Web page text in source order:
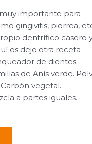
importante para
gingivitis, piorrea,
dentrífico casero y
os dejo otra receta
de dientes
de Anís verde.
vegetal.
a partes iguales.